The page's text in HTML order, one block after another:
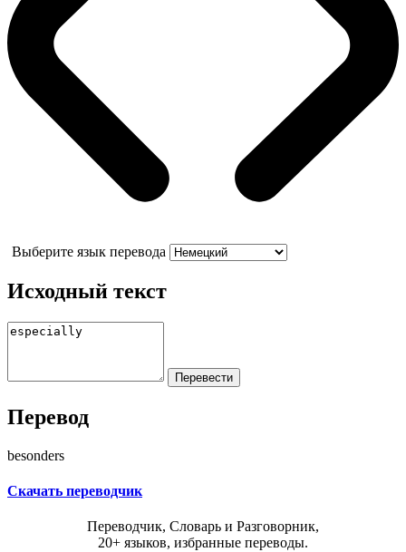
Выберите язык перевода
Исходный текст
Перевод
besonders
Скачать переводчик
Переводчик, Словарь и Разговорник,
20+ языков, избранные переводы.